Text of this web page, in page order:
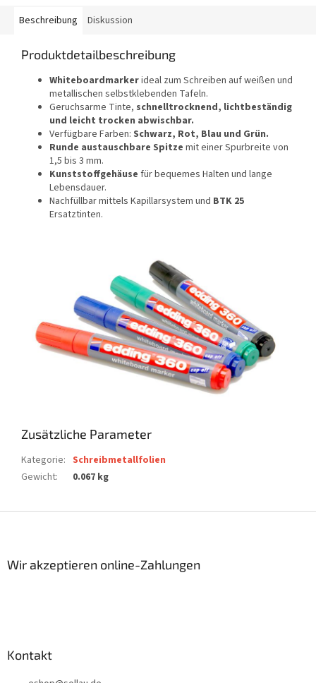
Beschreibung Diskussion
Produktdetailbeschreibung
Whiteboardmarkerideal zum Schreiben auf weißen und
metallischen selbstklebenden Tafeln.
Geruchsarme Tinte, schnelltrocknend, lichtbeständig
und leicht trocken abwischbar.
Verfügbare Farben: Schwarz, Rot, Blau und Grün.
Runde austauschbare Spitze mit einer Spurbreite von
1,5 bis 3 mm.
Kunststoffgehäuse für bequemes Halten und lange
Lebensdauer.
Nachfüllbar mittels Kapillarsystem und BTK 25
Ersatztinten.
Zusätzliche Parameter
Kategorie: Schreibmetallfolien
Gewicht: 0.067 kg
Wir akzeptieren online-Zahlungen
Kontakt